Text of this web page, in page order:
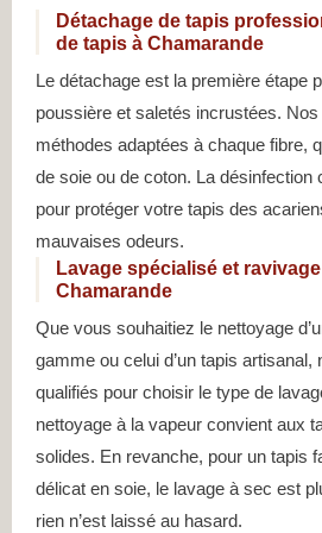
Détachage de tapis
de tapis à Chamarande
Le détachage est la première étape
poussière et saletés incrustées.
méthodes adaptées à chaque fibre,
de soie ou de coton. La désinfection
pour protéger votre tapis des
mauvaises odeurs.
Lavage spécialisé et
Chamarande
Que vous souhaitiez le nettoyage
gamme ou celui d’un tapis artisanal,
qualifiés pour choisir le type de
nettoyage à la vapeur convient aux
solides. En revanche, pour un tapis
délicat en soie, le lavage à sec est
rien n’est laissé au hasard.